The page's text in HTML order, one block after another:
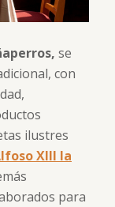
se
con
ilustres
XIII la
para